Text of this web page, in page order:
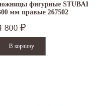
фигурные STUBAI
мм правые 267502
800 ₽